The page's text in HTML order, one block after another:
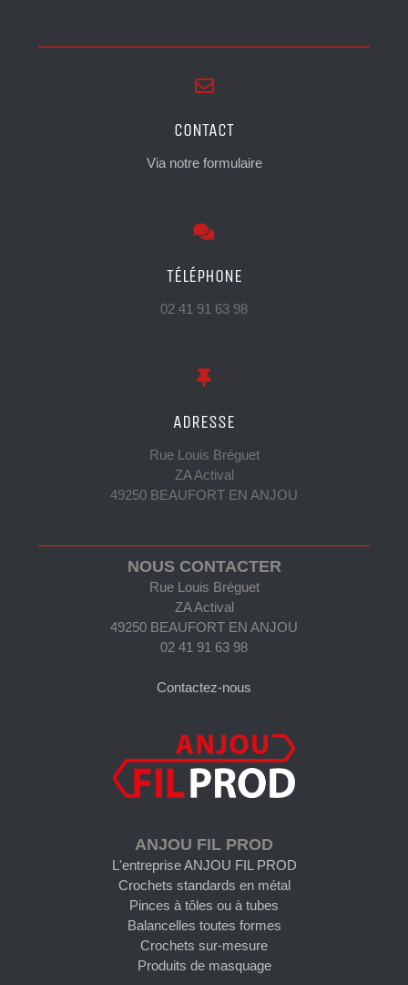
CONTACT
Via notre formulaire
TÉLÉPHONE
02 41 91 63 98
ADRESSE
Rue Louis Bréguet
ZA Actival
49250 BEAUFORT EN ANJOU
NOUS CONTACTER
Rue Louis Bréguet
ZA Actival
49250 BEAUFORT EN ANJOU
02 41 91 63 98
Contactez-nous
ANJOU FIL PROD
L'entreprise ANJOU FIL PROD
Crochets standards en métal
Pinces à tôles ou à tubes
Balancelles toutes formes
Crochets sur-mesure
Produits de masquage